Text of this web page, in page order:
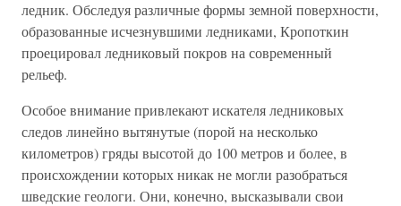
ледник. Обследуя различные формы земной поверхности,
образованные исчезнувшими ледниками, Кропоткин
проецировал ледниковый покров на современный
рельеф.
Особое внимание привлекают искателя ледниковых
следов линейно вытянутые (порой на несколько
километров) гряды высотой до 100 метров и более, в
происхождении которых никак не могли разобраться
шведские геологи. Они, конечно, высказывали свои